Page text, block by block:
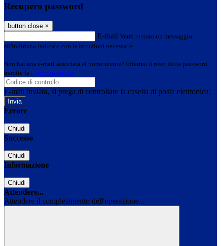
Recupero password
button close ×
E-mail Verrà inviato un messaggio
all'indirizzo indicato con le istruzioni necessarie.
Non hai una e-mail associata al nome utente? Effettua il reset della password
tramite la Login Spaggiari
E-mail inviata, si prega di controllare la casella di posta elettronica!
Errore
Chiudi
Successo
Chiudi
Informazione
Chiudi
Attendere...
Attendere il completamento dell'operazione...